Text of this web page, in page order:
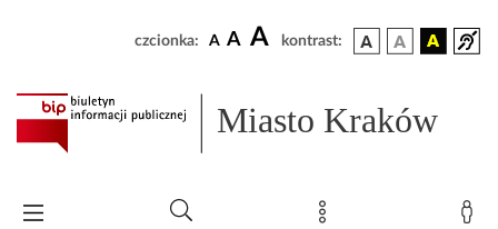
czcionka: A A A kontrast:
Miasto Kraków